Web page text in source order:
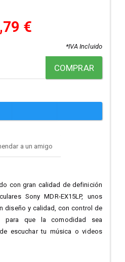
€
*IVA Incluido
COMPRAR
a un amigo
con gran calidad de definición
Sony MDR-EX15LP, unos
diseño y calidad, con control de
para que la comodidad sea
escuchar tu música o videos